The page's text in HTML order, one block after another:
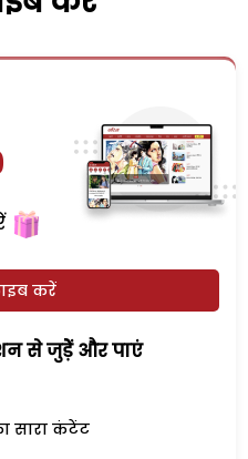
करें
से जुड़ेें और पाएं
सारा कंटेंट